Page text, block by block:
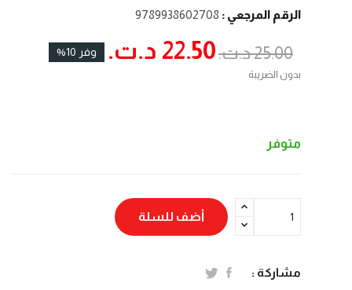
الرقم المرجعي : 9789938602708
25.00 د.ت.‏ 22.50 د.ت.‏ وفر 10%
بدون الضريبة
متوفر
أضف للسلة
مشاركة :